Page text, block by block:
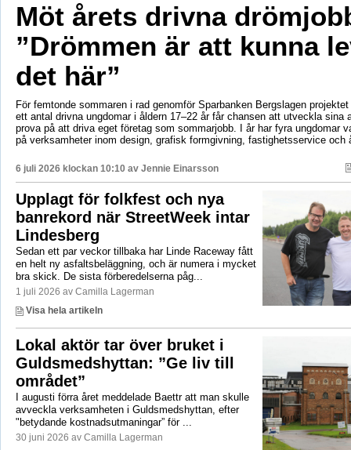
Möt årets drivna
”Drömmen är att kunna
det här”
För femtonde sommaren i rad genomför Sparbanken Bergslagen
ett antal drivna ungdomar i åldern 17–22 år får chansen att utveckla sina
prova på att driva eget företag som sommarjobb. I år har fyra ungdomar
på verksamheter inom design, grafisk formgivning, fastighetsservice och
6 juli 2026 klockan 10:10 av Jennie Einarsson
Upplagt för folkfest och nya
banrekord när StreetWeek intar
Lindesberg
Sedan ett par veckor tillbaka har Linde Raceway fått
en helt ny asfaltsbeläggning, och är numera i mycket
bra skick. De sista förberedelserna påg...
1 juli 2026 av Camilla Lagerman
Visa hela artikeln
Lokal aktör tar över bruket i
Guldsmedshyttan: ”Ge liv till
området”
I augusti förra året meddelade Baettr att man skulle
avveckla verksamheten i Guldsmedshyttan, efter
"betydande kostnadsutmaningar” för ...
30 juni 2026 av Camilla Lagerman